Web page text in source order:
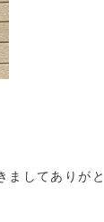
してありが